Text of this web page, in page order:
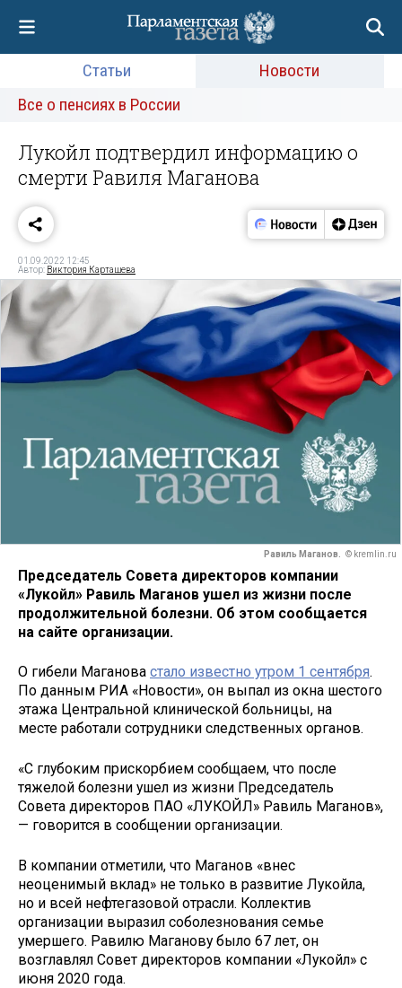
Статьи
Новости
Все о пенсиях в России
Лукойл подтвердил информацию о
смерти Равиля Маганова
01.09.2022 12:45
Автор: Виктория Карташева
Равиль Маганов. © kremlin.ru
Председатель Совета директоров компании
«Лукойл» Равиль Маганов ушел из жизни после
продолжительной болезни. Об этом сообщается
на сайте организации.
О гибели Маганова стало известно утром 1 сентября.
По данным РИА «Новости», он выпал из окна шестого
этажа Центральной клинической больницы, на
месте работали сотрудники следственных органов.
​​«C глубоким прискорбием сообщаем, что после
тяжелой болезни ушел из жизни Председатель
Совета директоров ПАО «ЛУКОЙЛ» Равиль Маганов»,
— говорится в сообщении организации.
В компании отметили, что Маганов «внес
неоценимый вклад» не только в развитие Лукойла,
но и всей нефтегазовой отрасли. Коллектив
организации выразил соболезнования семье
умершего. Равилю Маганову было 67 лет, он
возглавлял Совет директоров компании «Лукойл» с
июня 2020 года.